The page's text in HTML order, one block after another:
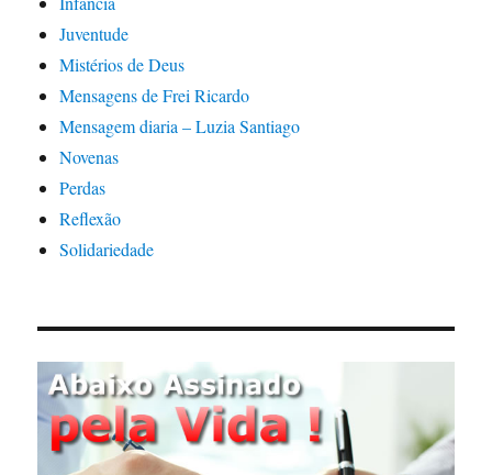
Juventude
Mistérios de Deus
Mensagens de Frei Ricardo
Mensagem diaria – Luzia Santiago
Novenas
Perdas
Reflexão
Solidariedade